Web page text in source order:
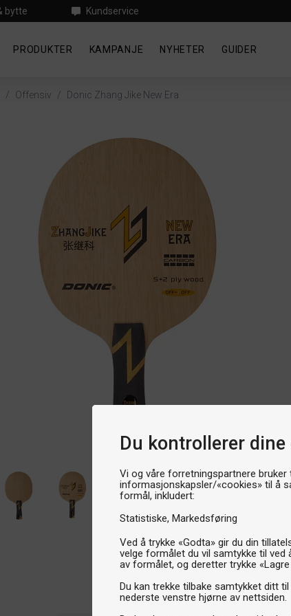
Du kontrollerer dine
Vi og våre forretningspartnere bruker
informasjonskapsler/«cookies» til å
formål, inkludert:
Statistiske Markedsføring
Ved å trykke «Godta» gir du din
velge formålet du vil samtykke til ved
av formålet, og deretter trykke «Lagre
Du kan trekke tilbake samtykket ditt
nederste venstre hjørne av nettsiden.
bytte Kundservice
PRODUKTER KAMPANJE NYHETER GUIDER
/ Offensiv / Donic Zhang Jike New Era